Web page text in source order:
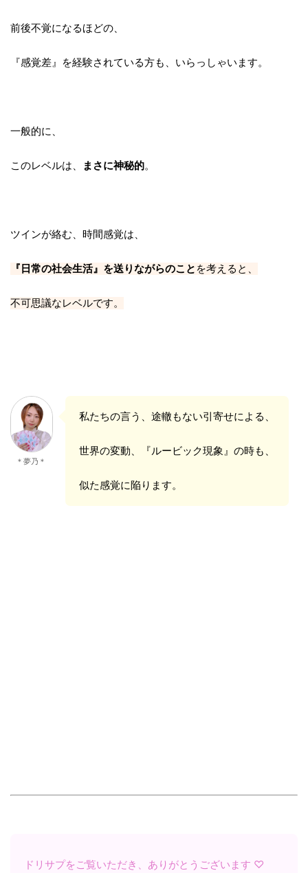
前後不覚になるほどの、
『感覚差』を経験されている方も、いらっしゃいます。
一般的に、
このレベルは、 まさに神秘的。
ツインが絡む、時間感覚は、
『日常の社会生活』を送りながらのこと を考えると、
不可思議なレベルです。
＊夢乃＊
私たちの言う、途轍もない引寄せによる、
世界の変動、『ルービック現象』の時も、
似た感覚に陥ります。
ドリサプをご覧いただき、ありがとうございます ♡